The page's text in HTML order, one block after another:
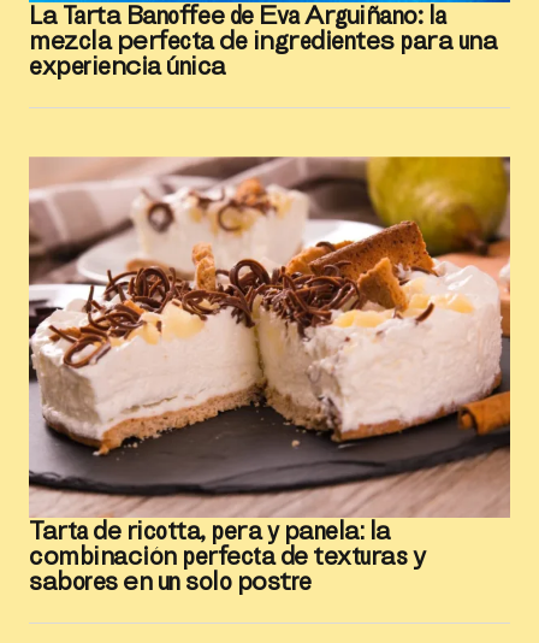
La Tarta Banoffee de Eva Arguiñano: la
mezcla perfecta de ingredientes para una
experiencia única
Tarta de ricotta, pera y panela: la
combinación perfecta de texturas y
sabores en un solo postre